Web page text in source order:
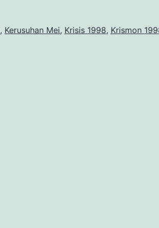
, Kerusuhan Mei, Krisis 1998, Krismon